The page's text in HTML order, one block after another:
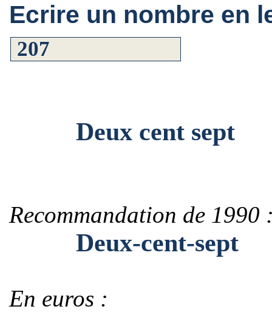
Ecrire un nombre en
Deux cent sept
Recommandation de 1990
Deux-cent-sept
En euros :